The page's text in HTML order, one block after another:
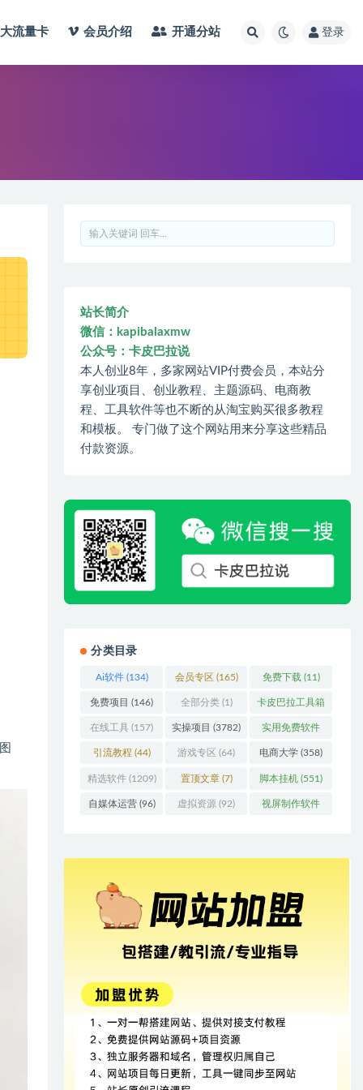
大流量卡 会员介绍 开通分站 登录
站长简介
微信：kapibalaxmw
公众号：卡皮巴拉说
本人创业8年，多家网站VIP付费会员，本站分
享创业项目、创业教程、主题源码、电商教
程、工具软件等也不断的从淘宝购买很多教程
和模板。 专门做了这个网站用来分享这些精品
付款资源。
分类目录
Ai软件(134) 会员专区 (165) 免费下载 (11)
免费项目 (146) 全部分类(1) 卡皮巴拉工具箱
(3)
在线工具 (157) 实操项目 (3782) 实用免费软件
(415)
引流教程 (44) 游戏专区 (64) 电商大学 (358)
精选软件(1209) 置顶文章(7) 脚本挂机 (551)
自媒体运营(96) 虚拟资源 (92) 视屏制作软件